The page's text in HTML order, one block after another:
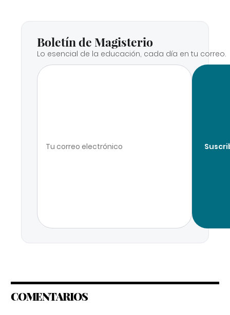
Boletín de Magisterio
Lo esencial de la educación, cada día en tu correo.
COMENTARIOS